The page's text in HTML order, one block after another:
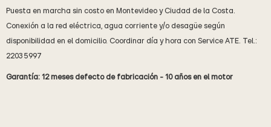
Puesta en marcha sin costo en Montevideo y Ciudad de la Costa.
Conexión a la red eléctrica, agua corriente y/o desagüe según
disponibilidad en el domicilio. Coordinar día y hora con Service ATE. Tel.:
2203 5997
Garantía: 12 meses defecto de fabricación - 10 años en el motor